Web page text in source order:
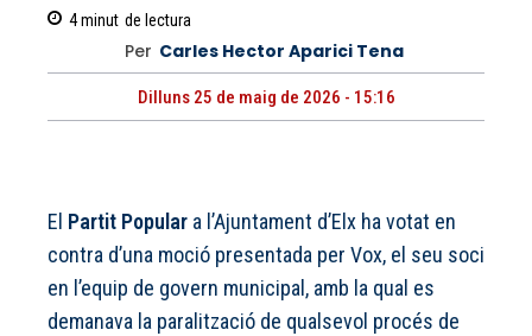
4minut de lectura
Per Carles Hector Aparici Tena
Dilluns 25 de maig de 2026 - 15:16
El Partit Popular a l’Ajuntament d’Elx ha votat en
contra d’una moció presentada per Vox, el seu soci
en l’equip de govern municipal, amb la qual es
demanava la paralització de qualsevol procés de